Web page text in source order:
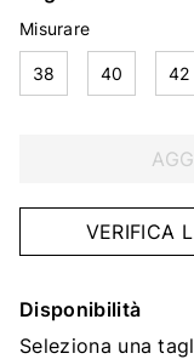
Misurare
38 40 42
VERIFICA
Disponibilità
Seleziona una